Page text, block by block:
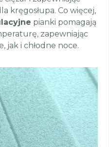
kręgosłupa. Co więcej,
pianki pomagają
zapewniając
jak i chłodne noce.